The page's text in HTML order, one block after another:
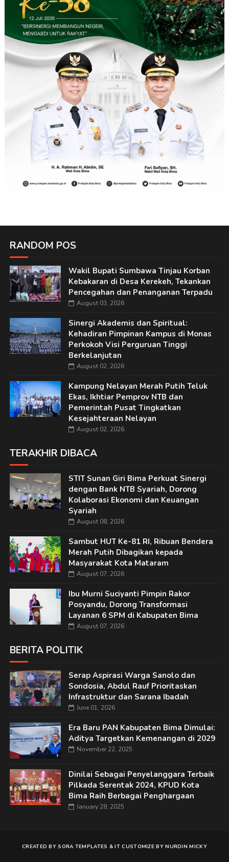
RANDOM POS
Wakil Bupati Sumbawa Tinjau Korban
Kebakaran di Desa Kerekeh, Tekankan
Pencegahan dan Penanganan Terpadu
August 03, 2026
Sinergi Akademis dan Spiritual:
Kehadiran Pimpinan Kampus di Monas
Perkokoh Visi Perguruan Tinggi
Berkelanjutan
August 02, 2026
Kampung Nelayan Merah Putih Teluk
Ekas, Ikhtiar Pemprov NTB dan
Pemerintah Pusat Tingkatkan
Kesejahteraan Nelayan
August 02, 2026
TERAKHIR DIBACA
STIT Sunan Giri Bima Perkuat Sinergi
dengan Bank NTB Syariah, Dorong
Kolaborasi Ekonomi dan Keuangan
Syariah
August 08, 2026
Sambut HUT Ke-81 RI, Ribuan Bendera
Merah Putih Dibagikan kepada
Masyarakat Kota Mataram
August 07, 2026
Ibu Murni Suciyanti Pimpin Rakor
Posyandu, Dorong Transformasi
Layanan 6 SPM di Kabupaten Bima
August 07, 2026
BERITA POLITIK
Serap Aspirasi Warga Sanolo dan
Sondosia, Abdul Rauf Prioritaskan
Infrastruktur dan Sarana Ibadah
June 01, 2026
Era Baru PAN Kabupaten Bima Dimulai:
Aditya Targetkan Kemenangan di 2029
November 22, 2025
Dinilai Sebagai Penyelanggara Terbaik
Pilkada Serentak 2024, KPUD Kota
Bima Raih Berbagai Penghargaan
January 28, 2025
CREATED BYSORA TEMPLATES &IT CUSTOMIZE BYNURDIN MICKY